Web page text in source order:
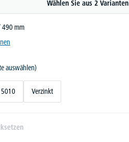
Wählen Sie aus 2 Varianten
490 mm
auswählen)
5010 Verzinkt